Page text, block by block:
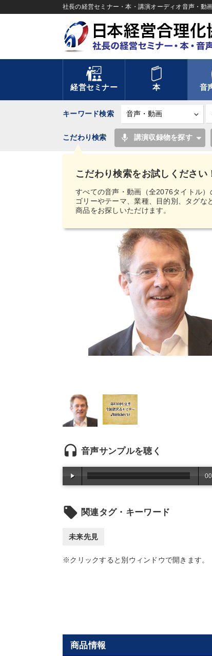
社長の経営セミナー・本・講演オーディオ音声・動
経営セミナー 本 音
キーワード検索
こだわり検索をお試しください
すべての音声・動画（全2076タイトル）
ゴリーやテーマ、業種、目的別、タグな
商品をお探しいただけます。
こだわり検索 mic 講演収録物を探す
【MIMIGAKU／ミミ
トリーミング／ダウンロード
デービッド・
headset 音声サンプルを聴く
local_offer 関連タグ・キーワード
未来先見
※クリックすると別ウィンドウで開きます。
商品情報